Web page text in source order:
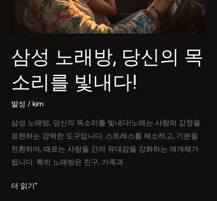
삼성 노래방, 당신의 목
소리를 빛내다!
발성 /kim
삼성 노래방, 당신의 목소리를 빛내다!노래는 사람의 감정을
표현하는 강력한 도구입니다. 스트레스를 해소하고, 기분을
전환하며, 때로는 사람들 간의 유대감을 강화하는 매개체가
됩니다. 특히 노래방은 친구, 가족과
삼
더 읽기"